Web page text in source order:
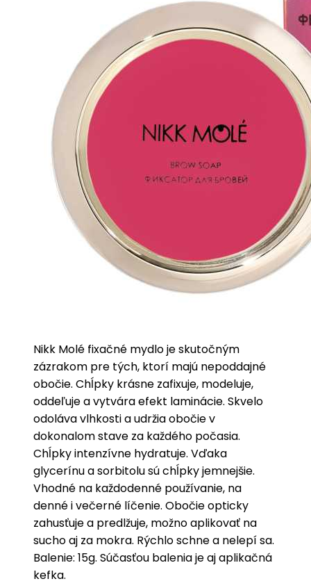
Nikk Molé fixačné mydlo je skutočným
zázrakom pre tých, ktorí majú nepoddajné
obočie. Chĺpky krásne zafixuje, modeluje,
oddeľuje a vytvára efekt laminácie. Skvelo
odoláva vlhkosti a udržia obočie v
dokonalom stave za každého počasia.
Chĺpky intenzívne hydratuje. Vďaka
glycerínu a sorbitolu sú chĺpky jemnejšie.
Vhodné na každodenné používanie, na
denné i večerné líčenie. Obočie opticky
zahusťuje a predlžuje, možno aplikovať na
sucho aj za mokra. Rýchlo schne a nelepí sa.
Balenie: 15g. Súčasťou balenia je aj aplikačná
kefka.